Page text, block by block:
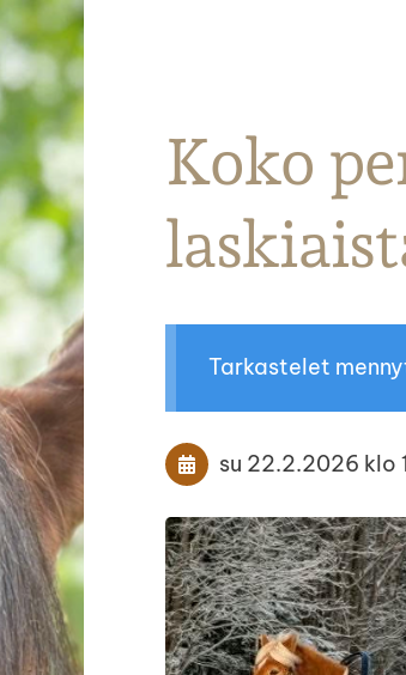
Parkanon Ratsastajat
Koko
Tarkastelet
su 22.2.2026 klo